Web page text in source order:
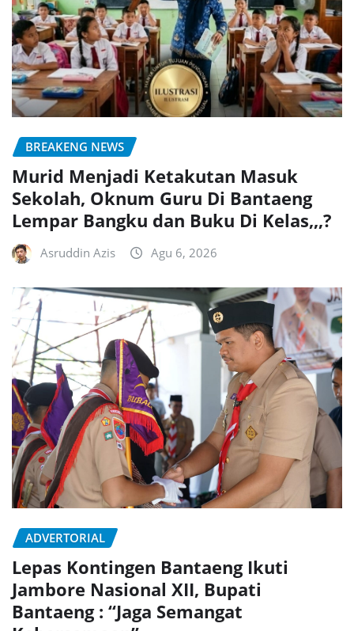
BREAKENG NEWS
Murid Menjadi Ketakutan Masuk
Sekolah, Oknum Guru Di Bantaeng
Lempar Bangku dan Buku Di Kelas,,,?
Asruddin Azis Agu 6, 2026
ADVERTORIAL
Lepas Kontingen Bantaeng Ikuti
Jambore Nasional XII, Bupati
Bantaeng : “Jaga Semangat